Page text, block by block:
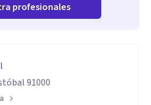
profesionales
91000